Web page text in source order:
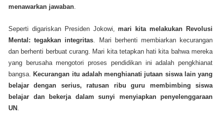
menawarkan jawaban
Seperti digariskan Presiden Jokowi,mari kita melakukan Revolusi
Mental: tegakkan integritas . Mari berhenti membiarkan kecurangan
dan berhenti berbuat curang. Mari kita tetapkan hati kita bahwa mereka
yang berusaha mengotori proses pendidikan ini adalah pengkhianat
bangsa.Kecurangan itu adalah menghianati jutaan siswa lain yang
belajar dengan serius, ratusan ribu guru membimbing siswa
belajar dan bekerja dalam sunyi menyiapkan penyelenggaraan
UN